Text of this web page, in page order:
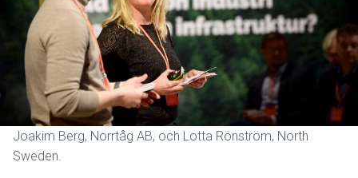
Joakim Berg, Norrtåg AB, och Lotta Rönström, North
Sweden.